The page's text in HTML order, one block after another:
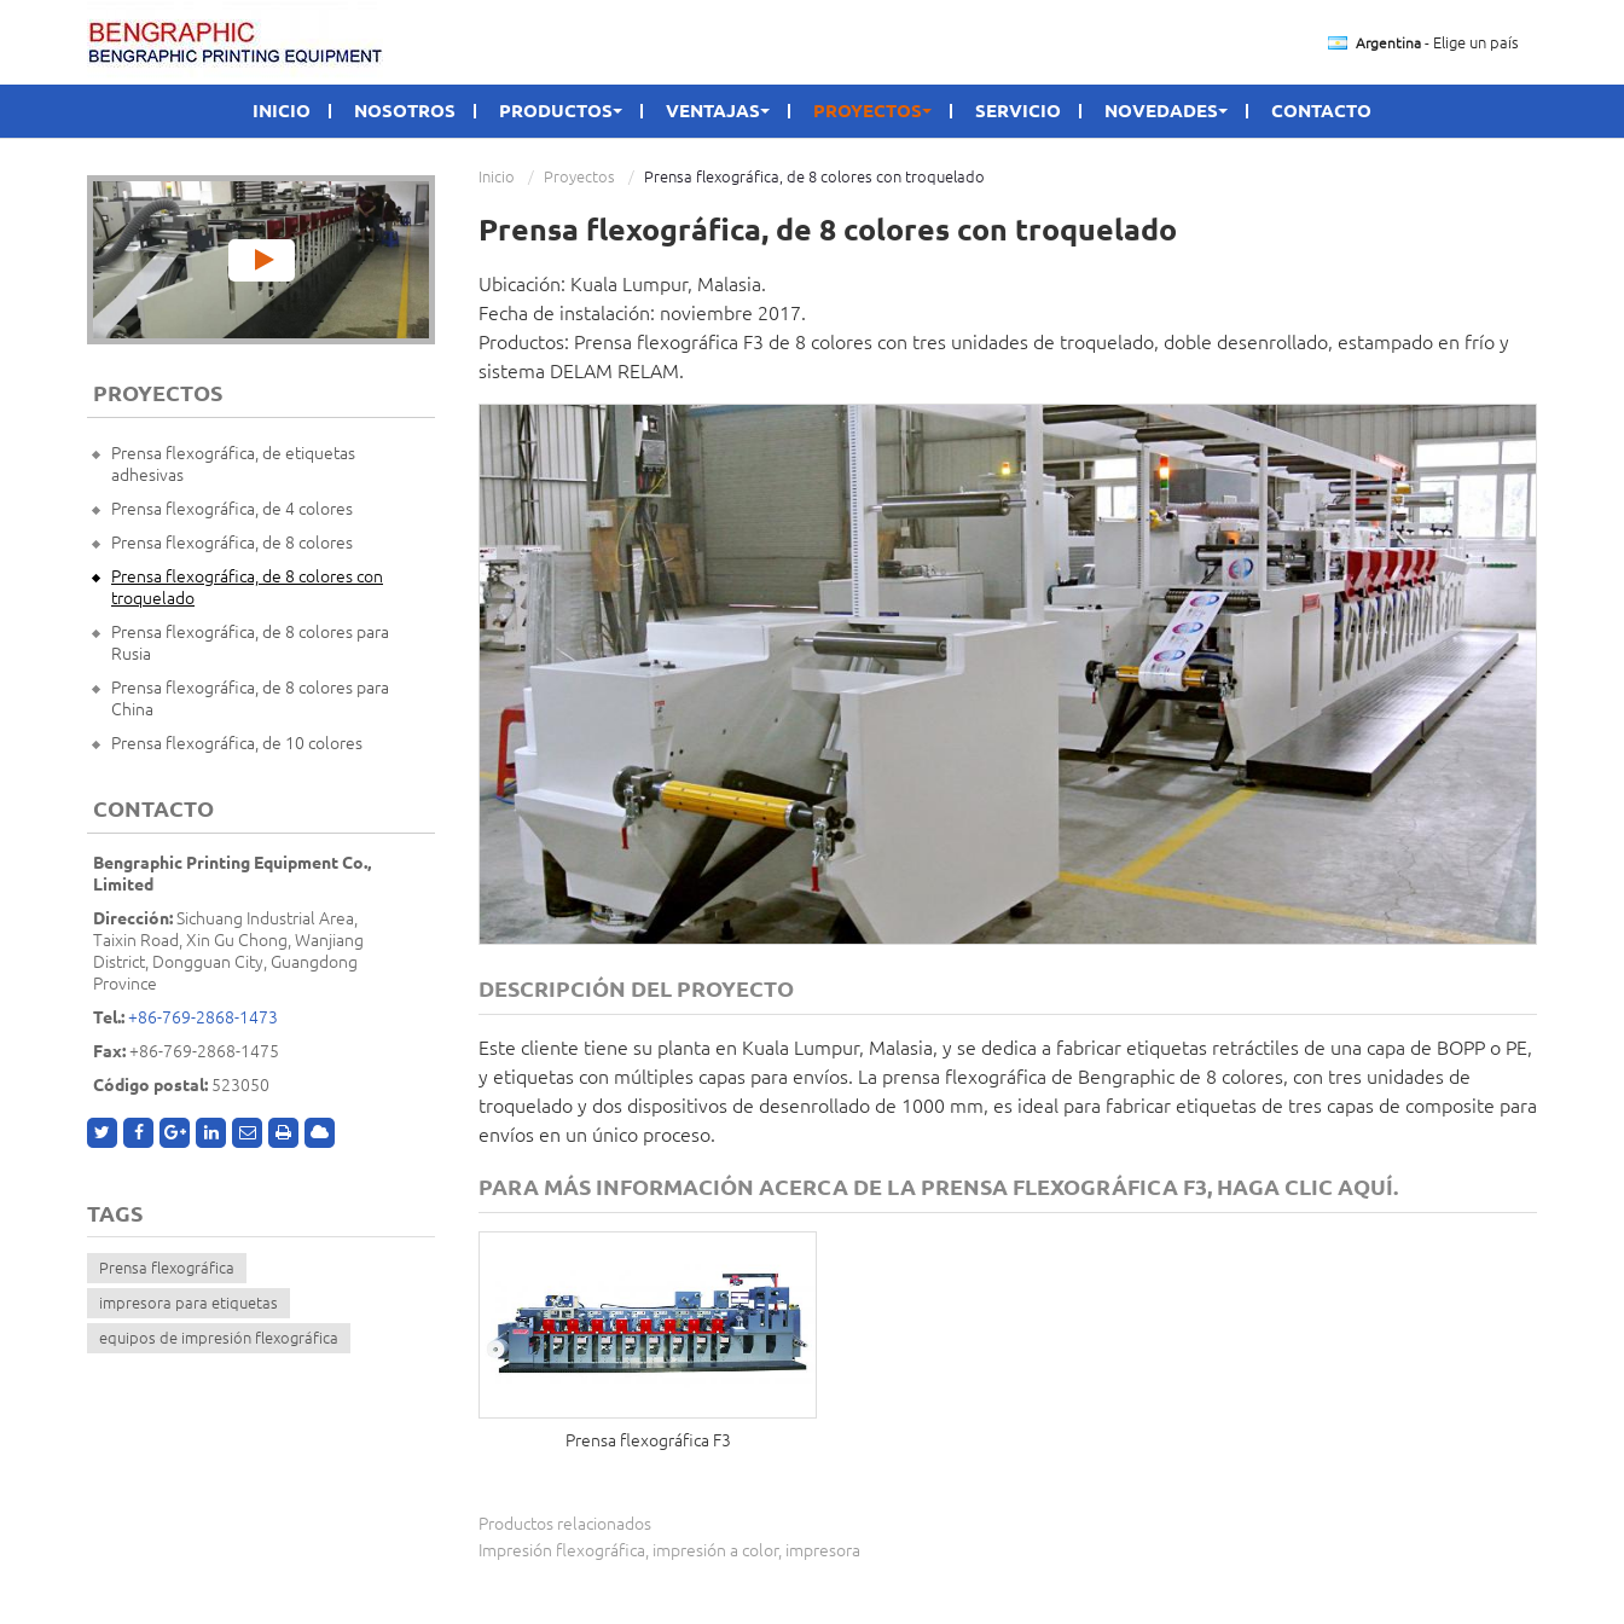
Argentina - Elige un país
INICIO NOSOTROS PRODUCTOS VENTAJAS PROYECTOS SERVICIO NOVEDADES CONTACTO
Inicio Proyectos Prensa flexográfica, de 8 colores con troquelado
Prensa flexográfica, de 8 colores con troquelado
Ubicación: Kuala Lumpur, Malasia.
Fecha de instalación: noviembre 2017.
Productos: Prensa flexográfica F3 de 8 colores con tres unidades de troquelado, doble desenrollado, estampado en frío y
sistema DELAM RELAM.
DESCRIPCIÓN DEL PROYECTO
Este cliente tiene su planta en Kuala Lumpur, Malasia, y se dedica a fabricar etiquetas retráctiles de una capa de BOPP o PE,
y etiquetas con múltiples capas para envíos. La prensa flexográfica de Bengraphic de 8 colores, con tres unidades de
troquelado y dos dispositivos de desenrollado de 1000 mm, es ideal para fabricar etiquetas de tres capas de composite para
envíos en un único proceso.
PARA MÁS INFORMACIÓN ACERCA DE LA PRENSA FLEXOGRÁFICA F3, HAGA CLIC AQUÍ.
Prensa flexográfica F3
Productos relacionados
Impresión flexográfica, impresión a color, impresora
PROYECTOS
Prensa flexográfica, de etiquetas
adhesivas
Prensa flexográfica, de 4 colores
Prensa flexográfica, de 8 colores
Prensa flexográfica, de 8 colores con
troquelado
Prensa flexográfica, de 8 colores para
Rusia
Prensa flexográfica, de 8 colores para
China
Prensa flexográfica, de 10 colores
CONTACTO
Bengraphic Printing Equipment Co.,
Limited
Dirección:Sichuang Industrial Area,
Taixin Road, Xin Gu Chong, Wanjiang
District, Dongguan City, Guangdong
Province
Tel.:+86-769-2868-1473
Fax:+86-769-2868-1475
Código postal: 523050
TAGS
Prensa flexográfica
impresora para etiquetas
equipos de impresión flexográfica